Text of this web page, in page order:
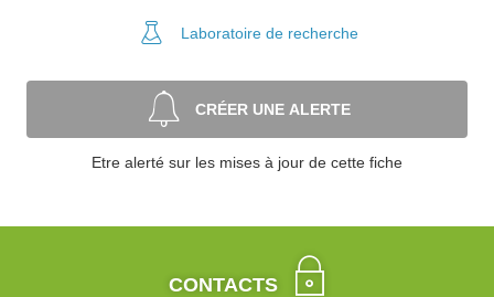
Laboratoire de recherche
CRÉER UNE ALERTE
Etre alerté sur les mises à jour de cette fiche
CONTACTS